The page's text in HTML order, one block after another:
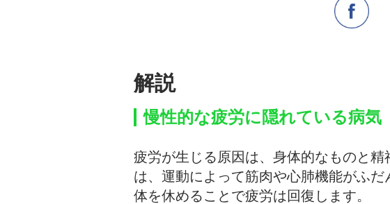
解説
慢性的な疲労に隠れている病気
疲労が生じる原因は、身体的なものと
は、運動によって筋肉や心肺機能がふ
体を休めることで疲労は回復します。